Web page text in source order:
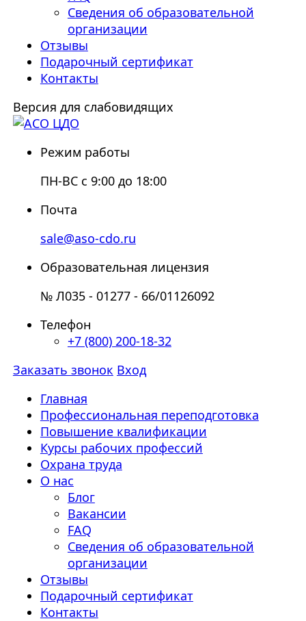
Сведения об образовательной
организации
Отзывы
Подарочный сертификат
Контакты
Версия для слабовидящих
Режим работы
ПН-ВС с 9:00 до 18:00
Почта
sale@aso-cdo.ru
Образовательная лицензия
№ Л035 - 01277 - 66/01126092
Телефон
+7 (800) 200-18-32
Заказать звонок Вход
Главная
Профессиональная переподготовка
Повышение квалификации
Курсы рабочих профессий
Охрана труда
О нас
Блог
Вакансии
FAQ
Сведения об образовательной
организации
Отзывы
Подарочный сертификат
Контакты